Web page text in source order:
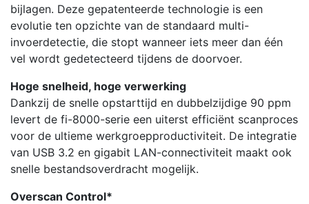
bijlagen. Deze gepatenteerde technologie is een
evolutie ten opzichte van de standaard multi-
invoerdetectie, die stopt wanneer iets meer dan één
vel wordt gedetecteerd tijdens de doorvoer.
Hoge snelheid, hoge verwerking
Dankzij de snelle opstarttijd en dubbelzijdige 90 ppm
levert de fi-8000-serie een uiterst efficiënt scanproces
voor de ultieme werkgroepproductiviteit. De integratie
van USB 3.2 en gigabit LAN-connectiviteit maakt ook
snelle bestandsoverdracht mogelijk.
Overscan Control*